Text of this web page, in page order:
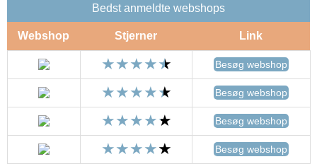
Bedst anmeldte webshops
Webshop Stjerner Link
Besøg webshop
Besøg webshop
Besøg webshop
Besøg webshop